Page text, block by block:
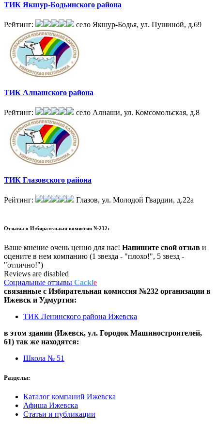
ТИК Якшур-Бодьинского района
Рейтинг: село Якшур-Бодья, ул. Пушиной, д.69
ТИК Алнашского района
Рейтинг: село Алнаши, ул. Комсомольская, д.8
ТИК Глазовского района
Рейтинг: Глазов, ул. Молодой Гвардии, д.22а
Отзывы о Избирательная комиссия №232:
Ваше мнение очень ценно для нас! Напишите свой отзыв и
оцените в нем компанию (1 звезда - "плохо!", 5 звезд -
"отлично!")
Reviews are disabled
Социальные отзывы Cackle
связанные с Избирательная комиссия №232 организации в
Ижевск и Удмуртия:
ТИК Ленинского района Ижевска
в этом здании (Ижевск, ул. Городок Машиностроителей,
61) так же находятся:
Школа № 51
Разделы:
Каталог компаний Ижевска
Афиша Ижевска
Статьи и публикации